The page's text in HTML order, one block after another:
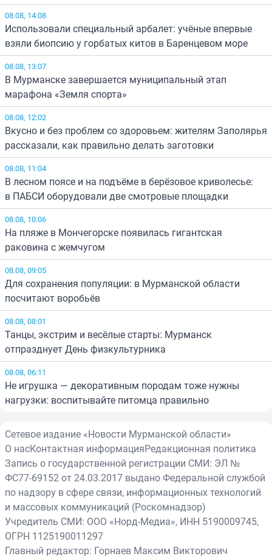
08.08, 14:08
Использовали специальный арбалет: учёные впервые
взяли биопсию у горбатых китов в Баренцевом море
08.08, 13:07
В Мурманске завершается муниципальный этап
марафона «Земля спорта»
08.08, 12:02
Вкусно и без проблем со здоровьем: жителям Заполярья
рассказали, как правильно делать заготовки
08.08, 11:04
В лесном поясе и на подъёме в берёзовое криволесье:
в ПАБСИ оборудовали две смотровые площадки
08.08, 10:06
На пляже в Мончегорске появилась гигантская
раковина с жемчугом
08.08, 09:05
Для сохранения популяции: в Мурманской области
посчитают воробьёв
08.08, 08:01
Танцы, экстрим и весёлые старты: Мурманск
отпразднует День физкультурника
08.08, 06:11
Не игрушка — декоративным породам тоже нужны
нагрузки: воспитывайте питомца правильно
Сетевое издание «Новости Мурманской области»
О насКонтактная информацияРедакционная политика
Запись о государственной регистрации СМИ: ЭЛ №
ФС77-69152 от 24.03.2017 выдано Федеральной службой
по надзору в сфере связи, информационных технологий
и массовых коммуникаций (Роскомнадзор)
Учредитель СМИ: ООО «Норд-Медиа», ИНН 5190009745,
ОГРН 1125190011297
Главный редактор: Горнаев Максим Викторович